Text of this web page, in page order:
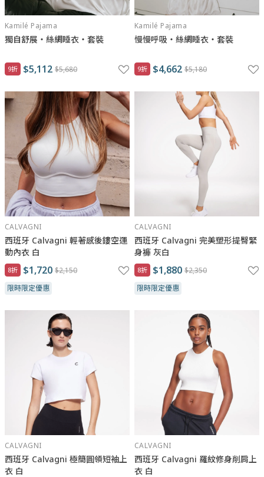
Kamilé Pajama
獨自舒展・絲綢睡衣・套裝
9折 $5,112 $5,680
Kamilé Pajama
慢慢呼吸・絲綢睡衣・套裝
9折 $4,662 $5,180
CALVAGNI
西班牙 Calvagni 輕著感後鏤空運
動內衣 白
8折 $1,720 $2,150
限時限定優惠
CALVAGNI
西班牙 Calvagni 完美塑形提臀緊
身褲 灰白
8折 $1,880 $2,350
限時限定優惠
CALVAGNI
西班牙 Calvagni 極簡圓領短袖上
衣 白
CALVAGNI
西班牙 Calvagni 羅紋修身削肩上
衣 白